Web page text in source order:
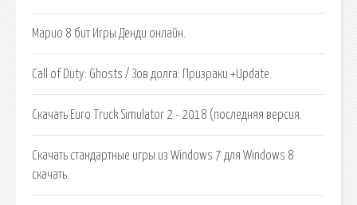
Марио 8 бит Игры Денди онлайн.
Call of Duty: Ghosts / Зов долга: Призраки +Update.
Скачать Euro Truck Simulator 2 - 2018 (последняя версия.
Скачать стандартные игры из Windows 7 для Windows 8
скачать.